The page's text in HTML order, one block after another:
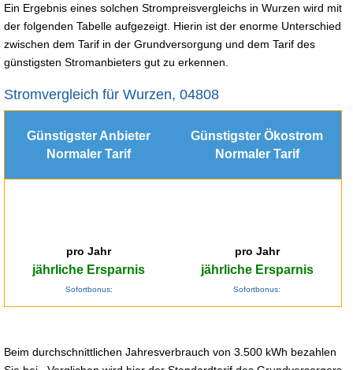
Ein Ergebnis eines solchen Strompreisvergleichs in Wurzen wird mit
der folgenden Tabelle aufgezeigt. Hierin ist der enorme Unterschied
zwischen dem Tarif in der Grundversorgung und dem Tarif des
günstigsten Stromanbieters gut zu erkennen.
Stromvergleich für Wurzen, 04808
Günstigster Anbieter
Normaler Tarif
Günstigster Ökostrom
Normaler Tarif
pro Jahr
jährliche Ersparnis
Sofortbonus:
pro Jahr
jährliche Ersparnis
Sofortbonus:
Beim durchschnittlichen Jahresverbrauch von 3.500 kWh bezahlen